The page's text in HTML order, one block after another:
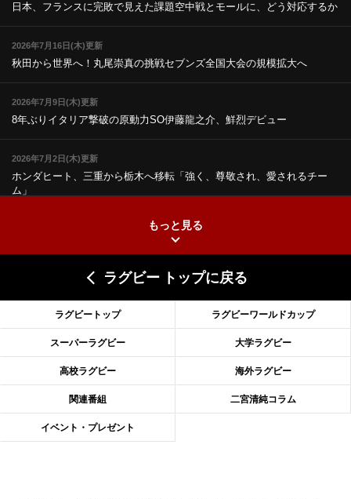
日本、フランスに完敗で見えた課題空中戦とモールに、どう対応するか
2026年7月16日(木)更新
秋田から世界へ！丸尾崇真の挑戦セブンズ全国大会の規模拡大へ
2026年7月9日(木)更新
8年ぶりイタリア撃破の原動力SO伊藤龍之介、鮮烈デビュー
2026年7月2日(木)更新
ホンダヒート、三重から栃木へ移転「強く、尊敬され、愛されるチー
ム」
2026年6月18日(木)更新
滑川剛人レフリー、早過ぎる引退「27年W杯の主審、遠のいた夢」
2026年6月11日(木)更新
神戸、リーグワン初優勝の道のりデイブ・レニーHCの功績と財産
2026年6月4日(木)更新
“泣き虫先生”こと山口良治氏死去「信は力なり」骨太の教育方針
もっと見る
ラグビー トップに戻る
ラグビートップ ラグビーワールドカップ
スーパーラグビー 大学ラグビー
高校ラグビー 海外ラグビー
関連番組 二宮清純コラム
イベント・プレゼント